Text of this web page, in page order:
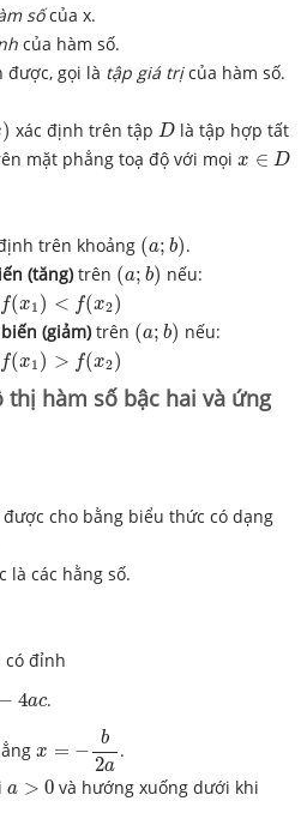
sốcủa x.
của hàm số.
được, gọi là tập giá trịcủa hàm số.
) xác định trên tậpD
D là tập hợp tất
mặt phẳng toạ độ với mọi x ∈ D
x∈D
trên khoảng (a; b)
(a;b) .
(tăng)trên (a; b)
(a;b) nếu:
f(x1 ) < f(x2)
<f(x 2
(giảm)trên (a; b)
(a;b) nếu:
f(x1 ) > f(x2)
>f(x 2)
thị hàm số bậc hai và ứng
cho bằng biểu thức có dạng
là các hằng số.
có đỉnh
− 4ac.
x = −
b
2a
a
.
a > 0
a >0 và hướng xuống dưới khi